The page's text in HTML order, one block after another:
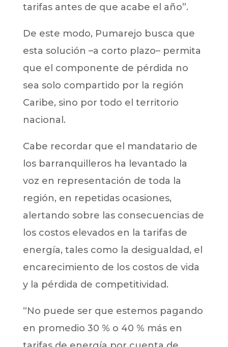
tarifas antes de que acabe el año”.
De este modo, Pumarejo busca que
esta solución –a corto plazo– permita
que el componente de pérdida no
sea solo compartido por la región
Caribe, sino por todo el territorio
nacional.
Cabe recordar que el mandatario de
los barranquilleros ha levantado la
voz en representación de toda la
región, en repetidas ocasiones,
alertando sobre las consecuencias de
los costos elevados en la tarifas de
energía, tales como la desigualdad, el
encarecimiento de los costos de vida
y la pérdida de competitividad.
“No puede ser que estemos pagando
en promedio 30 % o 40 % más en